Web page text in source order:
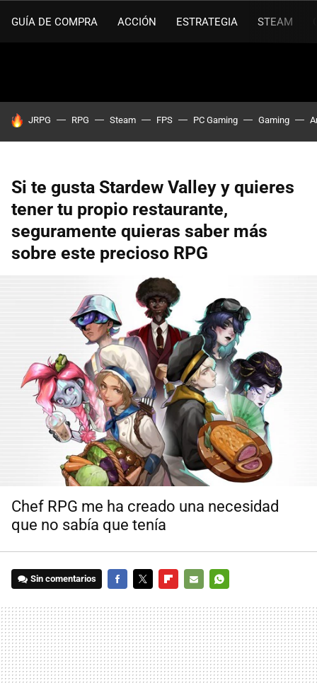
GUÍA DE COMPRA ACCIÓN ESTRATEGIA STEAM
HOY SE HABLA DE
JRPG RPG Steam FPS PC Gaming Gaming
Si te gusta Stardew Valley y quieres
tener tu propio restaurante,
seguramente quieras saber más
sobre este precioso RPG
Chef RPG me ha creado una necesidad
que no sabía que tenía
Sin comentarios
MAIL